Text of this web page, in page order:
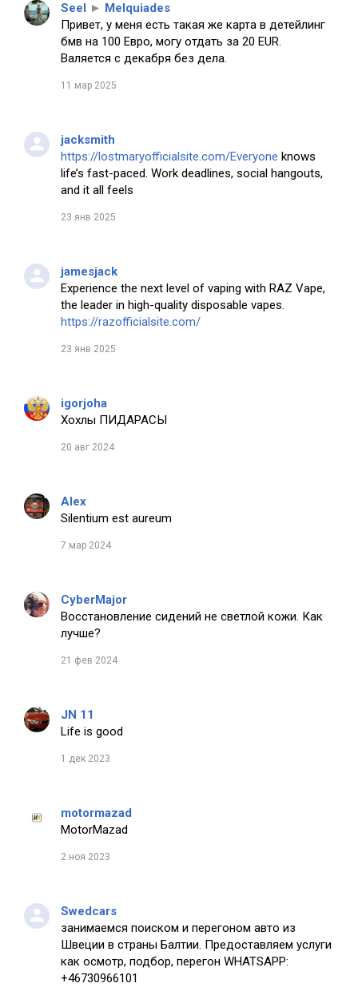
Seel ► Melquiades
Привет, у меня есть такая же карта в детейлинг
бмв на 100 Евро, могу отдать за 20 EUR.
Валяется с декабря без дела.
11 мар 2025
jacksmith
https://lostmaryofficialsite.com/Everyone knows
life’s fast-paced. Work deadlines, social hangouts,
and it all feels
23 янв 2025
jamesjack
Experience the next level of vaping with RAZ Vape,
the leader in high-quality disposable vapes.
https://razofficialsite.com/
23 янв 2025
igorjoha
Хохлы ПИДАРАСЫ
20 авг 2024
Alex
Silentium est aureum
7 мар 2024
CyberMajor
Восстановление сидений не светлой кожи. Как
лучше?
21 фев 2024
JN 11
Life is good
1 дек 2023
motormazad
MotorMazad
2 ноя 2023
Swedcars
занимаемся поиском и перегоном авто из
Швеции в страны Балтии. Предоставляем услуги
как осмотр, подбор, перегон WHATSAPP:
+46730966101